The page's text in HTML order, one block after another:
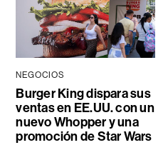
NEGOCIOS
Burger King dispara sus
ventas en EE.UU. con un
nuevo Whopper y una
promoción de Star Wars